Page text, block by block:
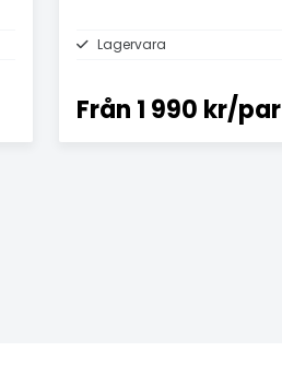
Lagervara
Från 1 990 kr/par